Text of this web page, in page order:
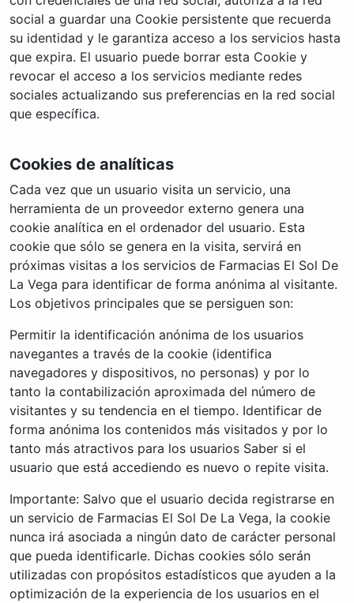
social a guardar una Cookie persistente que recuerda
su identidad y le garantiza acceso a los servicios hasta
que expira. El usuario puede borrar esta Cookie y
revocar el acceso a los servicios mediante redes
sociales actualizando sus preferencias en la red social
que específica.
Cookies de analíticas
Cada vez que un usuario visita un servicio, una
herramienta de un proveedor externo genera una
cookie analítica en el ordenador del usuario. Esta
cookie que sólo se genera en la visita, servirá en
próximas visitas a los servicios de Farmacias El Sol De
La Vega para identificar de forma anónima al visitante.
Los objetivos principales que se persiguen son:
Permitir la identificación anónima de los usuarios
navegantes a través de la cookie (identifica
navegadores y dispositivos, no personas) y por lo
tanto la contabilización aproximada del número de
visitantes y su tendencia en el tiempo. Identificar de
forma anónima los contenidos más visitados y por lo
tanto más atractivos para los usuarios Saber si el
usuario que está accediendo es nuevo o repite visita.
Importante: Salvo que el usuario decida registrarse en
un servicio de Farmacias El Sol De La Vega, la cookie
nunca irá asociada a ningún dato de carácter personal
que pueda identificarle. Dichas cookies sólo serán
utilizadas con propósitos estadísticos que ayuden a la
optimización de la experiencia de los usuarios en el